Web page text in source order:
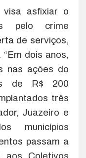
visa asfixiar o
pelo crime
de serviços,
dois anos,
nas ações do
de R$ 200
três
Juazeiro e
municípios
passam a
aos Coletivos